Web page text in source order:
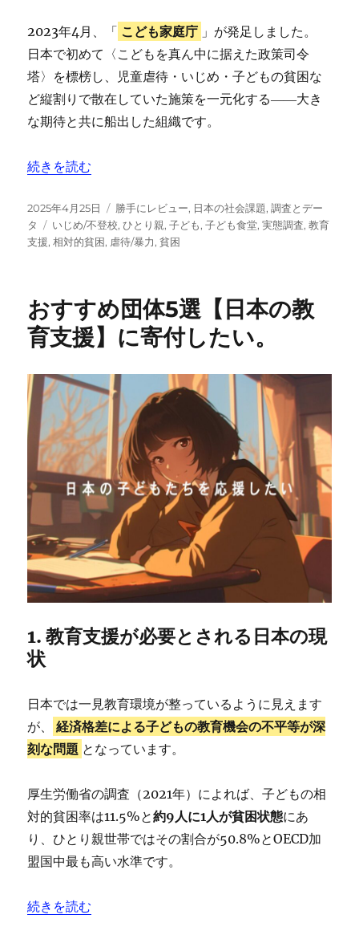
2023年4月、「 こども家庭庁 」が発足しました。
日本で初めて〈こどもを真ん中に据えた政策司令
塔〉を標榜し、児童虐待・いじめ・子どもの貧困な
ど縦割りで散在していた施策を一元化する――大き
な期待と共に船出した組織です。
“【こども家庭庁】発足から１年、その「通信簿」をつ
続きを読む
投
稿
日:
2025年4月25日
カ
テ
ゴ
勝手にレビュー, 日本の社会課題,調査とデー
タ
タ
グ
いじめ/不登校,ひとり親,子ども,子ども食堂,実態調査,教育
支援,相対的貧困, 虐待/暴力,貧困
おすすめ団体5選【日本の教
育支援】に寄付したい。
1. 教育支援が必要とされる日本の現
状
日本では一見教育環境が整っているように見えます
が、
経済格差による子どもの教育機会の不平等が深
刻な問題 となっています。
厚生労働省の調査（2021年）によれば、子どもの相
対的貧困率は11.5%と約9人に1人が貧困状態にあ
り、ひとり親世帯ではその割合が50.8%とOECD加
盟国中最も高い水準です。
“おすすめ団体5選【日本の教育支援】に寄付したい。”
続きを読む